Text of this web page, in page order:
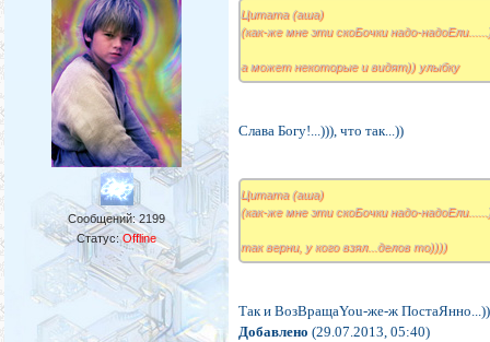
Сообщений:2199
Статус:Offline
Цитата (аша)
(как-же мне эти скоБочки надо-
а может некоторые и видят)) улыбку
Слава Богу!...))), что так...))
Цитата (аша)
(как-же мне эти скоБочки надо-
так верни, у кого взял...делов то))))
Так и ВозВращаYou-же-ж
Добавлено (29.07.2013, 05:40)